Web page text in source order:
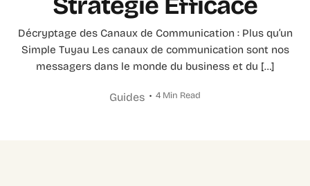
Stratégie Efficace
Décryptage des Canaux de Communication : Plus qu’un
Simple Tuyau Les canaux de communication sont nos
messagers dans le monde du business et du […]
Guides 4 Min Read